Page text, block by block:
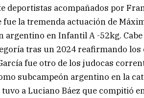
deportistas acompañados por
fue la tremenda actuación de
argentino en Infantil A -52kg.
tras un 2024 reafirmando
fue otro de los judocas
subcampeón argentino en la
a Luciano Báez que compitió